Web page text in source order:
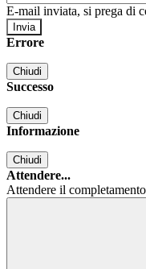
E-mail inviata, si prega di
Errore
Chiudi
Successo
Chiudi
Informazione
Chiudi
Attendere...
Attendere il